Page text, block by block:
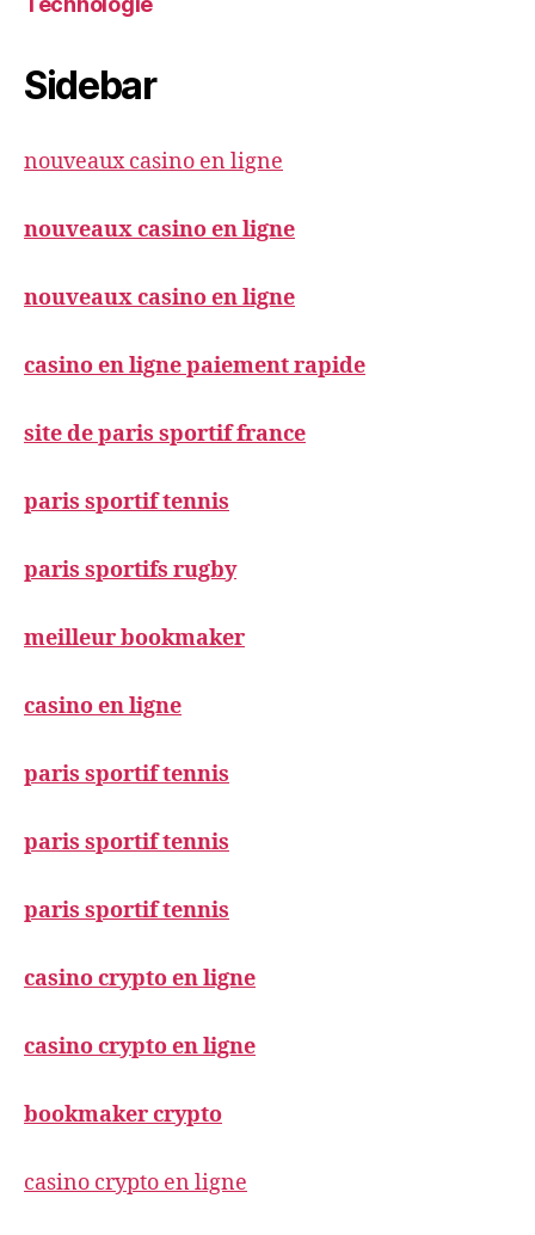
Sidebar
nouveaux casino en ligne
nouveaux casino en ligne
nouveaux casino en ligne
casino en ligne paiement rapide
site de paris sportif france
paris sportif tennis
paris sportifs rugby
meilleur bookmaker
casino en ligne
paris sportif tennis
paris sportif tennis
paris sportif tennis
casino crypto en ligne
casino crypto en ligne
bookmaker crypto
casino crypto en ligne